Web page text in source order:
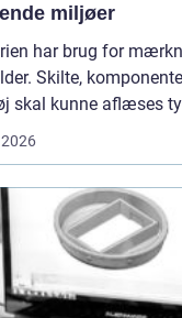
miljøer
har brug for
Skilte,
skal kunne aflæses